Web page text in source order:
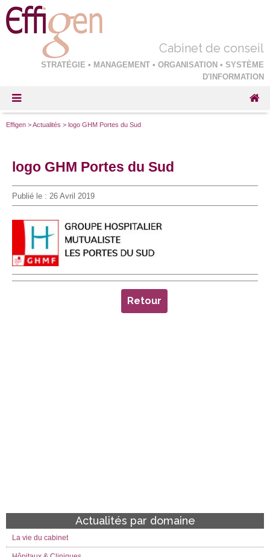
Cabinet de conseil
STRATÉGIE • MANAGEMENT • ORGANISATION • SYSTÈME
D'INFORMATION
Effigen >Actualités > logo GHM Portes du Sud
logo GHM Portes du Sud
Publié le : 26 Avril 2019
Retour
Actualités par domaine
La vie du cabinet